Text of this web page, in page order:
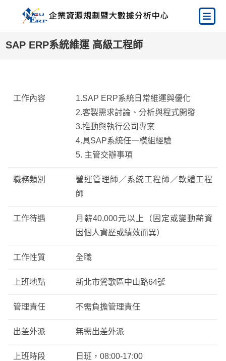
SAP ERP系統維運 高級工程師
工作內容
1.SAP ERP系統日常維運與優化
2.客製需求討論、分析與程式開發
3.推動與執行公司專案
4.具SAP系統任一模組經驗
5. 主管交辦事項
職務類別
營運管理師／系統工程師／軟體工程
師
工作待遇
月薪40,000元以上（固定或變動薪資
因個人資歷或績效而異）
工作性質 全職
上班地點 新北市鶯歌區中山路64號
管理責任 不需負擔管理責任
出差外派 無需出差外派
上班時段 日班，08:00-17:00